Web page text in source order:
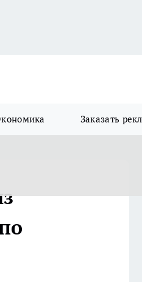
Заказать